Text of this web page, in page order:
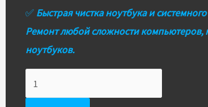
✅ Быстрая чистка ноутбука и
Ремонт любой сложности компьютеров,
ноутбуков.
Блок